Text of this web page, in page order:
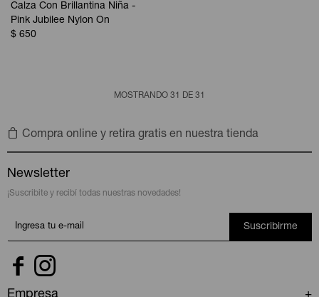
Calza Con Brillantina Niña -
Pink Jubilee Nylon On
$ 650
MOSTRANDO 31 DE 31
Compra online y retira gratis en nuestra tienda
Newsletter
¡Suscribite y recibí todas nuestras novedades!
Suscribirme
 